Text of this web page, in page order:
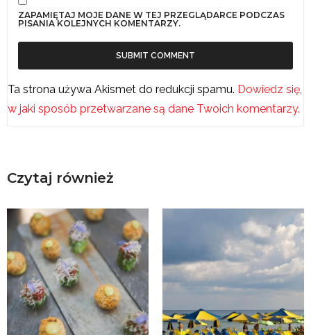
ZAPAMIĘTAJ MOJE DANE W TEJ PRZEGLĄDARCE PODCZAS
PISANIA KOLEJNYCH KOMENTARZY.
Ta strona używa Akismet do redukcji spamu. Dowiedz się,
w jaki sposób przetwarzane są dane Twoich komentarzy.
Czytaj również